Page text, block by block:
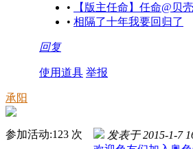
•
【版主任命】任命@贝
• 相隔了十年我要回归了
回复
使用道具 举报
承阳
参加活动:123 次 发表于 2015-1-7